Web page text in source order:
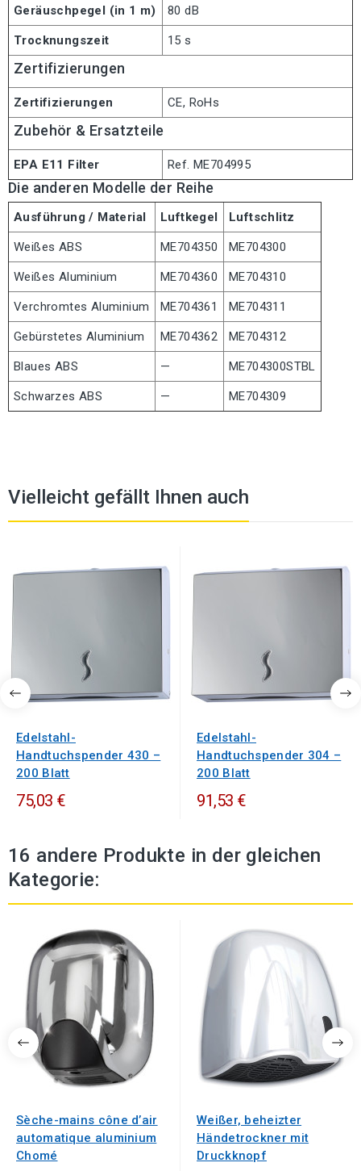
Geräuschpegel (in 1 m) 80 dB
Trocknungszeit 15 s
Zertifizierungen
Zertifizierungen CE, RoHs
Zubehör & Ersatzteile
EPA E11 Filter Ref. ME704995
Die anderen Modelle der Reihe
Ausführung / Material Luftkegel Luftschlitz
Weißes ABS ME704350 ME704300
Weißes Aluminium ME704360 ME704310
Verchromtes Aluminium ME704361 ME704311
Gebürstetes Aluminium ME704362 ME704312
Blaues ABS — ME704300STBL
Schwarzes ABS — ME704309
Vielleicht gefällt Ihnen auch
Edelstahl-
Handtuchspender 430 –
200 Blatt
75,03 €
Edelstahl-
Handtuchspender 304 –
200 Blatt
91,53 €
16 andere Produkte in der gleichen
Kategorie:
Sèche-mains cône d’air
automatique aluminium
Chomé
Weißer, beheizter
Händetrockner mit
Druckknopf